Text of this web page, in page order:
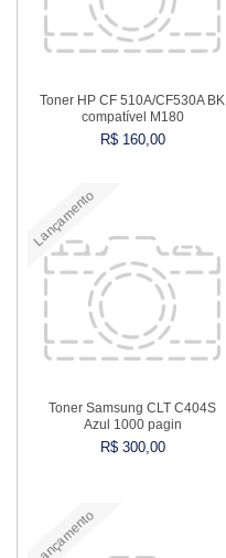
Toner HP CF 510A/CF530A BK
compatível M180
R$ 160,00
Lançamento
Toner Samsung CLT C404S
Azul 1000 pagin
R$ 300,00
Lançamento